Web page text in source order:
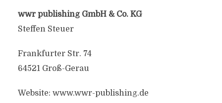
wwr publishing GmbH & Co. KG
Steffen Steuer
Frankfurter Str. 74
64521 Groß-Gerau
Website: www.wwr-publishing.de